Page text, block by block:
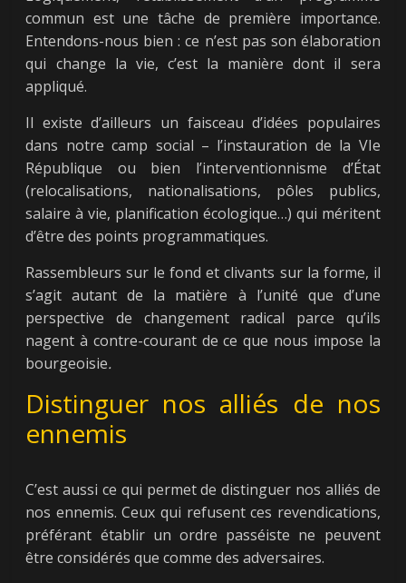
commun est une tâche de première importance.
Entendons-nous bien : ce n’est pas son élaboration
qui change la vie, c’est la manière dont il sera
appliqué.
Il existe d’ailleurs un faisceau d’idées populaires
dans notre camp social – l’instauration de la VIe
République ou bien l’interventionnisme d’État
(relocalisations, nationalisations, pôles publics,
salaire à vie, planification écologique…) qui méritent
d’être des points programmatiques.
Rassembleurs sur le fond et clivants sur la forme, il
s’agit autant de la matière à l’unité que d’une
perspective de changement radical parce qu’ils
nagent à contre-courant de ce que nous impose la
bourgeoisie.
Distinguer nos alliés de nos
ennemis
C’est aussi ce qui permet de distinguer nos alliés de
nos ennemis. Ceux qui refusent ces revendications,
préférant établir un ordre passéiste ne peuvent
être considérés que comme des adversaires.